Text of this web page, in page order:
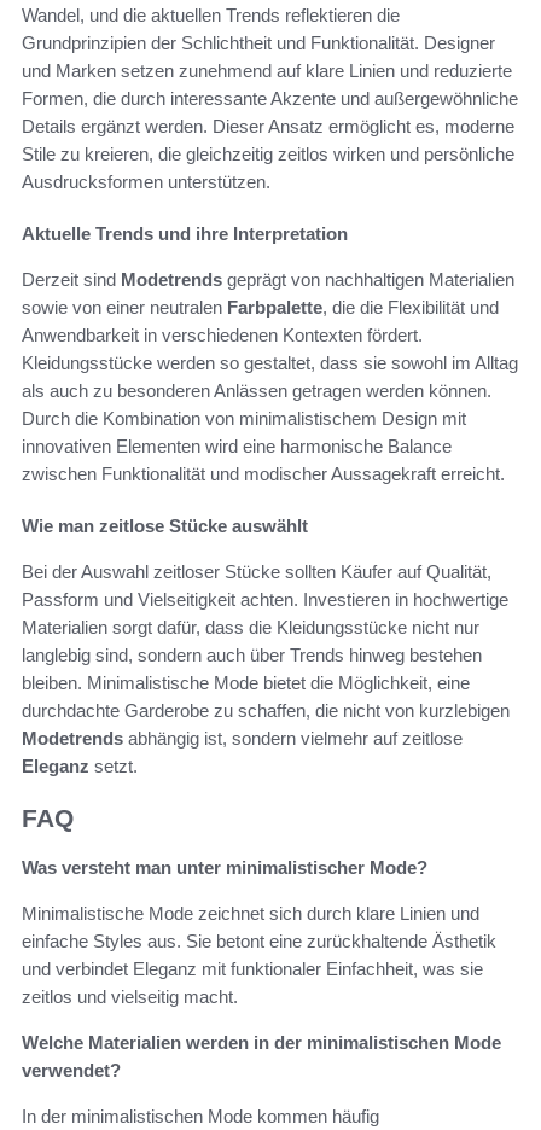
Wandel, und die aktuellen Trends reflektieren die
Grundprinzipien der Schlichtheit und Funktionalität. Designer
und Marken setzen zunehmend auf klare Linien und reduzierte
Formen, die durch interessante Akzente und außergewöhnliche
Details ergänzt werden. Dieser Ansatz ermöglicht es, moderne
Stile zu kreieren, die gleichzeitig zeitlos wirken und persönliche
Ausdrucksformen unterstützen.
Aktuelle Trends und ihre Interpretation
Derzeit sind Modetrends geprägt von nachhaltigen Materialien
sowie von einer neutralen Farbpalette, die die Flexibilität und
Anwendbarkeit in verschiedenen Kontexten fördert.
Kleidungsstücke werden so gestaltet, dass sie sowohl im Alltag
als auch zu besonderen Anlässen getragen werden können.
Durch die Kombination von minimalistischem Design mit
innovativen Elementen wird eine harmonische Balance
zwischen Funktionalität und modischer Aussagekraft erreicht.
Wie man zeitlose Stücke auswählt
Bei der Auswahl zeitloser Stücke sollten Käufer auf Qualität,
Passform und Vielseitigkeit achten. Investieren in hochwertige
Materialien sorgt dafür, dass die Kleidungsstücke nicht nur
langlebig sind, sondern auch über Trends hinweg bestehen
bleiben. Minimalistische Mode bietet die Möglichkeit, eine
durchdachte Garderobe zu schaffen, die nicht von kurzlebigen
Modetrends abhängig ist, sondern vielmehr auf zeitlose
Eleganz setzt.
FAQ
Was versteht man unter minimalistischer Mode?
Minimalistische Mode zeichnet sich durch klare Linien und
einfache Styles aus. Sie betont eine zurückhaltende Ästhetik
und verbindet Eleganz mit funktionaler Einfachheit, was sie
zeitlos und vielseitig macht.
Welche Materialien werden in der minimalistischen Mode
verwendet?
In der minimalistischen Mode kommen häufig